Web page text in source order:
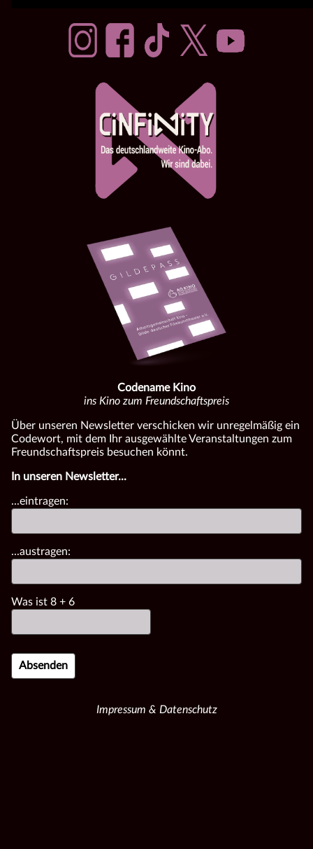
Codename Kino
ins Kino zum Freundschaftspreis
Über unseren Newsletter verschicken wir unregelmäßig ein
Codewort, mit dem Ihr ausgewählte Veranstaltungen zum
Freundschaftspreis besuchen könnt.
In unseren Newsletter...
...eintragen:
...austragen:
Was ist 8 + 6
Impressum & Datenschutz